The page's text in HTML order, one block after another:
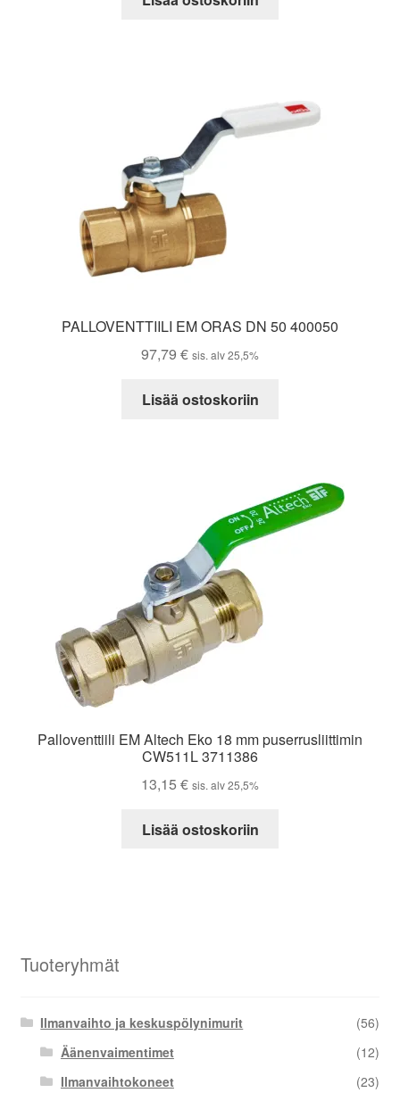
PALLOVENTTIILI EM ORAS DN 50 400050
97,79 € sis. alv 25,5%
Lisää ostoskoriin
Palloventtiili EM Altech Eko 18 mm puserrusliittimin
CW511L 3711386
13,15 € sis. alv 25,5%
Lisää ostoskoriin
Tuoteryhmät
Ilmanvaihto ja keskuspölynimurit
(56)
Äänenvaimentimet
(12)
Ilmanvaihtokoneet
(23)